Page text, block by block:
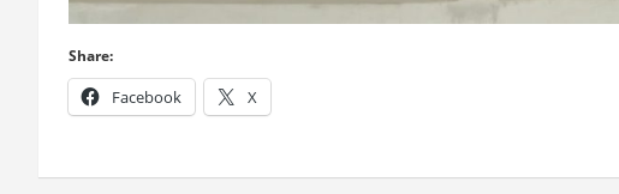
Share:
Facebook X